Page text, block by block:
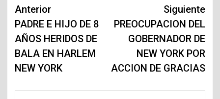
Navegación
de
entradas
Anterior
PADRE E HIJO DE 8
AÑOS HERIDOS DE
BALA EN HARLEM
NEW YORK
Siguiente
PREOCUPACION DEL
GOBERNADOR DE
NEW YORK POR
ACCION DE GRACIAS